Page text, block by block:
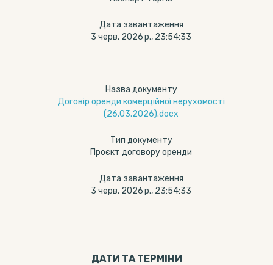
Дата завантаження
3 черв. 2026 р., 23:54:33
Назва документу
Договір оренди комерційної нерухомості
(26.03.2026).docx
Тип документу
Проєкт договору оренди
Дата завантаження
3 черв. 2026 р., 23:54:33
ДАТИ ТА ТЕРМIНИ